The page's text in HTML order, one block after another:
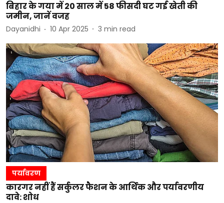
बिहार के गया में 20 साल में 58 फीसदी घट गई खेती की
जमीन, जानें वजह
Dayanidhi 10 Apr 2025 3 min read
पर्यावरण
कारगर नहीं हैं सर्कुलर फैशन के आर्थिक और पर्यावरणीय
दावे: शोध